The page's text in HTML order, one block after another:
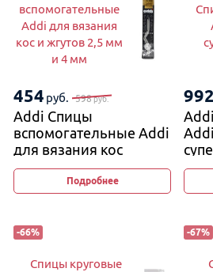
вспомогательные
Addi для вязания
кос и жгутов 2,5 мм
и 4 мм
454 руб. 598руб.
Addi Спицы
вспомогательные Addi
для вязания кос
и жгутов 2,5 мм и 4 мм
Подробнее
992
-66%
Спицы круговые
-67%